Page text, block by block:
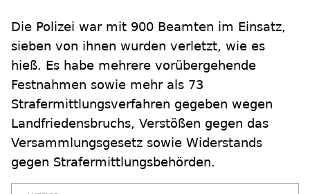
Die Polizei war mit 900 Beamten im Einsatz,
sieben von ihnen wurden verletzt, wie es
hieß. Es habe mehrere vorübergehende
Festnahmen sowie mehr als 73
Strafermittlungsverfahren gegeben wegen
Landfriedensbruchs, Verstößen gegen das
Versammlungsgesetz sowie Widerstands
gegen Strafermittlungsbehörden.